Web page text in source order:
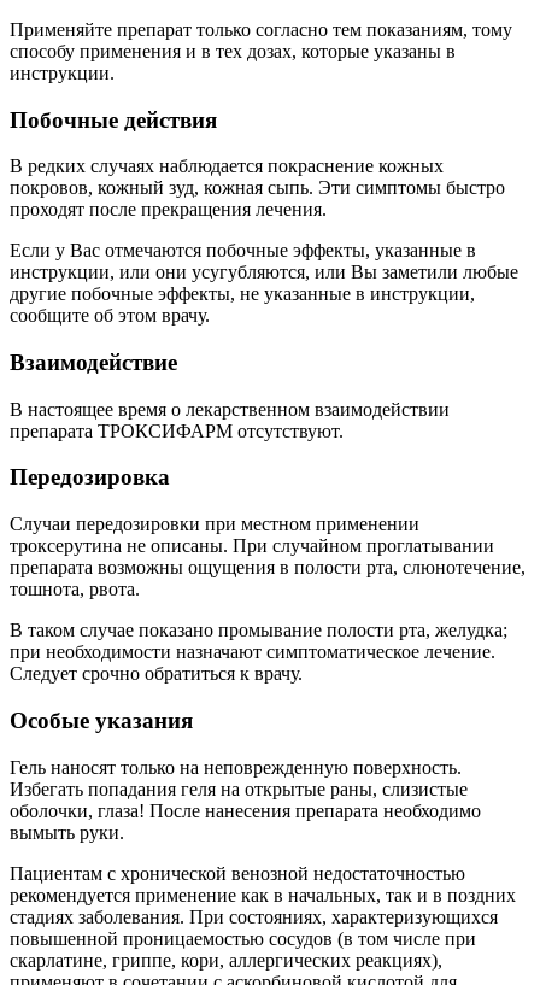
Применяйте препарат только согласно тем показаниям, тому
способу применения и в тех дозах, которые указаны в
инструкции.
Побочные действия
В редких случаях наблюдается покраснение кожных
покровов, кожный зуд, кожная сыпь. Эти симптомы быстро
проходят после прекращения лечения.
Если у Вас отмечаются побочные эффекты, указанные в
инструкции, или они усугубляются, или Вы заметили любые
другие побочные эффекты, не указанные в инструкции,
сообщите об этом врачу.
Взаимодействие
В настоящее время о лекарственном взаимодействии
препарата ТРОКСИФАРМ отсутствуют.
Передозировка
Случаи передозировки при местном применении
троксерутина не описаны. При случайном проглатывании
препарата возможны ощущения в полости рта, слюнотечение,
тошнота, рвота.
В таком случае показано промывание полости рта, желудка;
при необходимости назначают симптоматическое лечение.
Следует срочно обратиться к врачу.
Особые указания
Гель наносят только на неповрежденную поверхность.
Избегать попадания геля на открытые раны, слизистые
оболочки, глаза! После нанесения препарата необходимо
вымыть руки.
Пациентам с хронической венозной недостаточностью
рекомендуется применение как в начальных, так и в поздних
стадиях заболевания. При состояниях, характеризующихся
повышенной проницаемостью сосудов (в том числе при
скарлатине, гриппе, кори, аллергических реакциях),